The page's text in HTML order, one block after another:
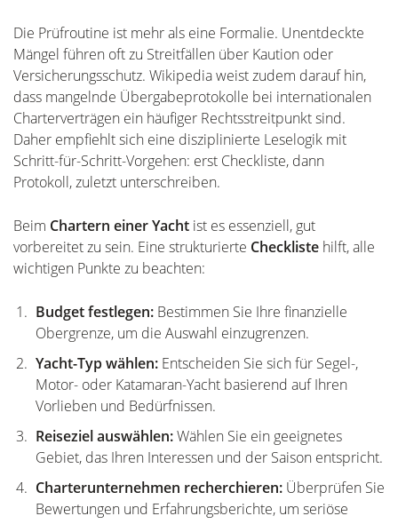
Die Prüfroutine ist mehr als eine Formalie. Unentdeckte
Mängel führen oft zu Streitfällen über Kaution oder
Versicherungsschutz. Wikipedia weist zudem darauf hin,
dass mangelnde Übergabeprotokolle bei internationalen
Charterverträgen ein häufiger Rechtsstreitpunkt sind.
Daher empfiehlt sich eine disziplinierte Leselogik mit
Schritt-für-Schritt-Vorgehen: erst Checkliste, dann
Protokoll, zuletzt unterschreiben.
Beim Chartern einer Yacht ist es essenziell, gut
vorbereitet zu sein. Eine strukturierte Checkliste hilft, alle
wichtigen Punkte zu beachten:
Budget festlegen: Bestimmen Sie Ihre finanzielle
Obergrenze, um die Auswahl einzugrenzen.
Yacht-Typ wählen: Entscheiden Sie sich für Segel-,
Motor- oder Katamaran-Yacht basierend auf Ihren
Vorlieben und Bedürfnissen.
Reiseziel auswählen:Wählen Sie ein geeignetes
Gebiet, das Ihren Interessen und der Saison entspricht.
Charterunternehmen recherchieren: Überprüfen Sie
Bewertungen und Erfahrungsberichte, um seriöse